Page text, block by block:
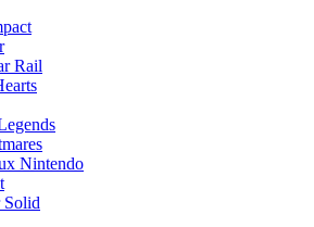
Rail
Nintendo
Solid